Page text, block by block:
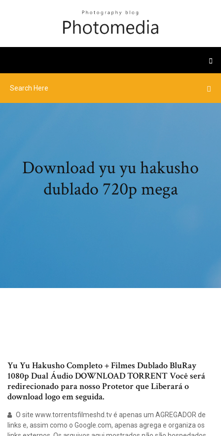
Download yu yu hakusho
dublado 720p mega
Yu Yu Hakusho Completo + Filmes Dublado BluRay
1080p Dual Áudio DOWNLOAD TORRENT Você será
redirecionado para nosso Protetor que Liberará o
download logo em seguida.
O site www.torrentsfilmeshd.tv é apenas um AGREGADOR de
links e, assim como o Google.com, apenas agrega e organiza os